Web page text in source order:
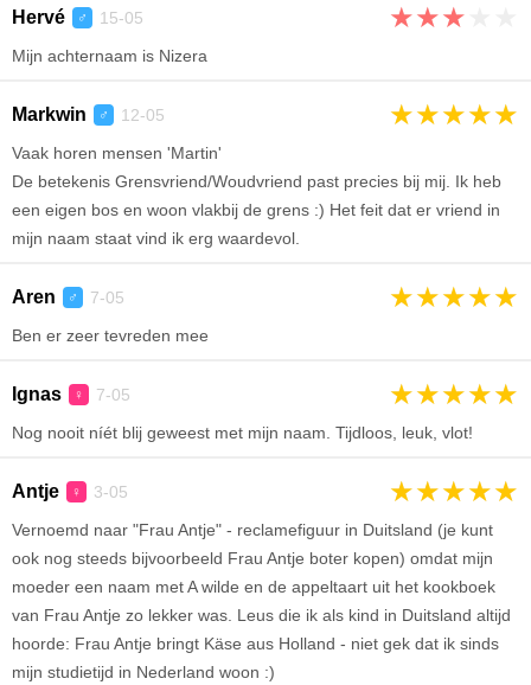
Hervé ♂ 15-05 ★★★
Mijn achternaam is Nizera
Markwin ♂ 12-05 ★★★★★
Vaak horen mensen 'Martin'
De betekenis Grensvriend/Woudvriend past precies bij mij. Ik heb
een eigen bos en woon vlakbij de grens :) Het feit dat er vriend in
mijn naam staat vind ik erg waardevol.
Aren ♂ 7-05 ★★★★★
Ben er zeer tevreden mee
Ignas ♀ 7-05 ★★★★★
Nog nooit níét blij geweest met mijn naam. Tijdloos, leuk, vlot!
Antje ♀ 3-05 ★★★★★
Vernoemd naar "Frau Antje" - reclamefiguur in Duitsland (je kunt
ook nog steeds bijvoorbeeld Frau Antje boter kopen) omdat mijn
moeder een naam met A wilde en de appeltaart uit het kookboek
van Frau Antje zo lekker was. Leus die ik als kind in Duitsland altijd
hoorde: Frau Antje bringt Käse aus Holland - niet gek dat ik sinds
mijn studietijd in Nederland woon :)